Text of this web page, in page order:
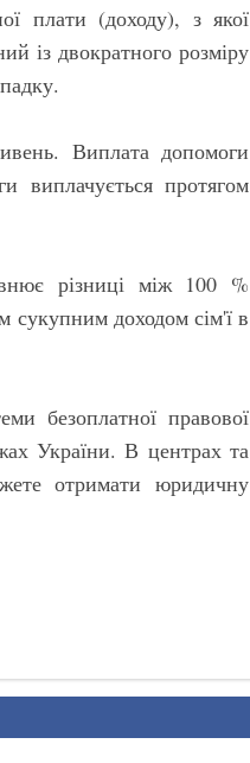
плати (доходу), з якої
із двократного розміру
Виплата допомоги
виплачується протягом
різниці між 100 %
сукупним доходом сім'ї в
безоплатної правової
України. В центрах та
отримати юридичну